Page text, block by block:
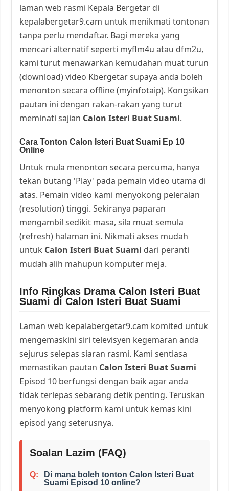
laman web rasmi Kepala Bergetar di
kepalabergetar9.cam untuk menikmati tontonan
tanpa perlu mendaftar. Bagi mereka yang
mencari alternatif seperti myflm4u atau dfm2u,
kami turut menawarkan kemudahan muat turun
(download) video Kbergetar supaya anda boleh
menonton secara offline (myinfotaip). Kongsikan
pautan ini dengan rakan-rakan yang turut
meminati sajian Calon Isteri Buat Suami.
Cara Tonton Calon Isteri Buat Suami Ep 10
Online
Untuk mula menonton secara percuma, hanya
tekan butang 'Play' pada pemain video utama di
atas. Pemain video kami menyokong peleraian
(resolution) tinggi. Sekiranya paparan
mengambil sedikit masa, sila muat semula
(refresh) halaman ini. Nikmati akses mudah
untuk Calon Isteri Buat Suami dari peranti
mudah alih mahupun komputer meja.
Info Ringkas Drama Calon Isteri Buat
Suami di Calon Isteri Buat Suami
Laman web kepalabergetar9.cam komited untuk
mengemaskini siri televisyen kegemaran anda
sejurus selepas siaran rasmi. Kami sentiasa
memastikan pautan Calon Isteri Buat Suami
Episod 10 berfungsi dengan baik agar anda
tidak terlepas sebarang detik penting. Teruskan
menyokong platform kami untuk kemas kini
episod yang seterusnya.
Soalan Lazim (FAQ)
Di mana boleh tonton Calon Isteri Buat
Suami Episod 10 online?